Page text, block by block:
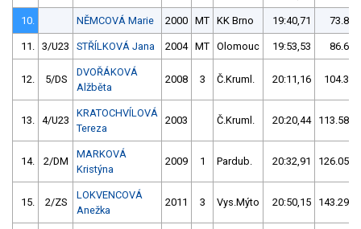
10. NĚMCOVÁ Marie 2000 MT KK Brno 19:40,71 73.85/
11. 3/U23 STŘÍLKOVÁ Jana 2004 MT Olomouc 19:53,53 86.67/
12. 5/DS
DVOŘÁKOVÁ
Alžběta
2008 3 Č.Kruml. 20:11,16 104.30/
13. 4/U23
KRATOCHVÍLOVÁ
Tereza
2003 Č.Kruml. 20:20,44 113.58/
14. 2/DM
MARKOVÁ
Kristýna
2009 1 Pardub. 20:32,91 126.05/
15. 2/ZS
LOKVENCOVÁ
Anežka
2011 3 Vys.Mýto 20:50,15 143.29/